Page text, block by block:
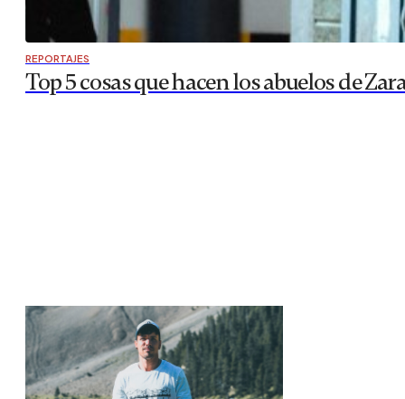
REPORTAJES
Top 5 cosas que hacen los abuelos de